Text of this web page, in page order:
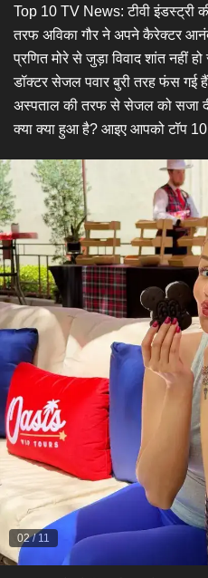
Top 10 TV News: टीवी इंडस्ट्री
तरफ अविका गौर ने अपने कैरेक्टर
प्रणित मोरे से जुड़ा विवाद शांत नहीं
डॉक्टर सेजल पवार बुरी तरह फंस गई हैं
अस्पताल की तरफ से सेजल को सजा
क्या क्या हुआ है? आइए आपको टॉप 10
02/11